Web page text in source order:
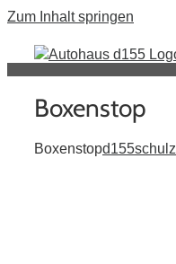
Zum Inhalt springen
Boxenstop
Boxenstopd155schulz